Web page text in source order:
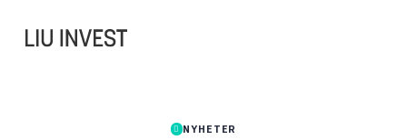
NYHETER